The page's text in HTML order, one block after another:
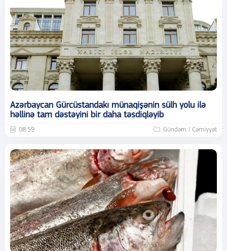
Azərbaycan Gürcüstandakı münaqişənin sülh yolu ilə
həllinə tam dəstəyini bir daha təsdiqləyib
08:59 Gündəm / Cəmiyyət